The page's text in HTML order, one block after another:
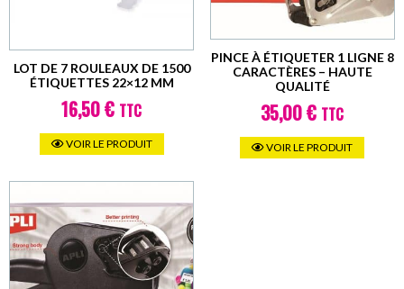
LOT DE 7 ROULEAUX DE 1500
ÉTIQUETTES 22×12 MM
16,50€ TTC
VOIR LE PRODUIT
PINCE À ÉTIQUETER 1 LIGNE 8
CARACTÈRES – HAUTE
QUALITÉ
35,00€ TTC
VOIR LE PRODUIT
Ce